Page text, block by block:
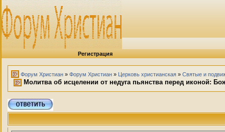
Регистрация
Форум Христиан » Форум Христиан » Церковь христианская » Святые и
Молитва об исцелении от недуга пьянства перед иконой: